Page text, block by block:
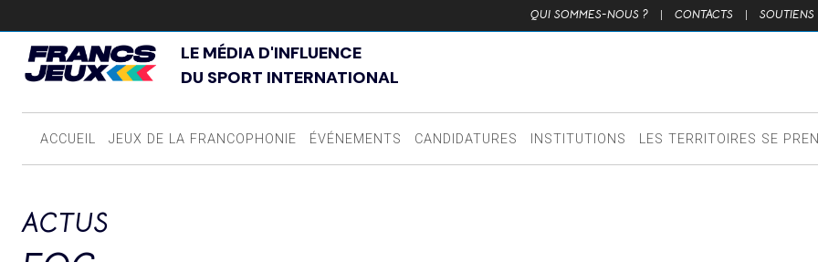
QUI SOMMES-NOUS ? | CONTACTS | SOUTIENS
LE MÉDIA D'INFLUENCE
DU SPORT INTERNATIONAL
ACCUEIL JEUX DE LA FRANCOPHONIE ÉVÉNEMENTS CANDIDATURES INSTITUTIONS LES TERRITOIRES SE
ACTUS